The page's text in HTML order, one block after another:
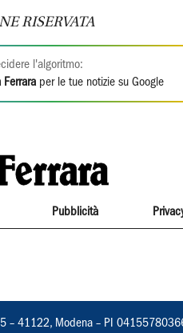
RISERVATA
l'algoritmo:
Ferrara per le tue notizie su Google
Pubblicità
– 41122, Modena – PI